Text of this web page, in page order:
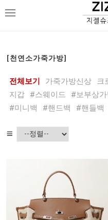
메
[천연소가죽가방]
전체보기 가죽가방신상 크
지갑
#스웨이드 #보부상
#미니백
#핸드백 #핸들백